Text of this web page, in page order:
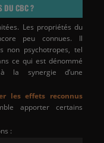
DU CBC ?
Les propriétés du
peu connues. Il
non psychotropes, tel
ce qui est dénommé
la synergie d’une
les effets reconnus
apporter certains
: